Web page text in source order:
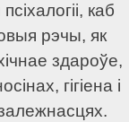
каб
рэчы, як
здароўе,
гігіена і